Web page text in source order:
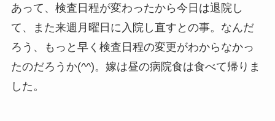
あって、検査日程が変わったから今日は退院し
て、また来週月曜日に入院し直すとの事。なんだ
ろう、もっと早く検査日程の変更がわからなかっ
たのだろうか(^^)。嫁は昼の病院食は食べて帰りま
した。